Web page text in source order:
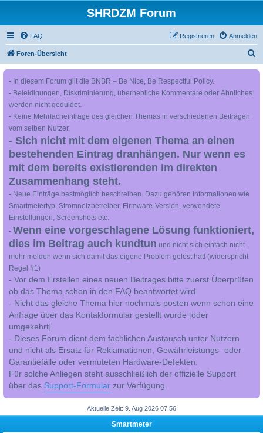
SHRDZM Forum
FAQ Anmelden
Registrieren
Foren-Übersicht
- In diesem Forum gilt die BNBR – Be Nice, Be Respectful Policy.
- Beleidigungen, Diskriminierung, überhebliche Kommentare oder Ähnliches
werden nicht geduldet.
- Keine Mehrfacheinträge des gleichen Themas in verschiedenen Beiträgen
vom selben Nutzer.
- Sich nicht mit dem eigenen Thema an einen
bestehenden Eintrag dranhängen. Nur wenn es
mit dem bereits existierenden im direkten
Zusammenhang steht.
- Neue Einträge bestmöglich beschreiben. Dazu gehören Informationen wie
Smartmetertyp, Stromnetzbetreiber, Firmware-Version, verwendete
Einstellungen, Screenshots etc.
- Wenn eine vorgeschlagene Lösung funktioniert,
dies im Beitrag auch kundtun und nicht sich einfach nicht
mehr melden wenn sich damit das eigene Problem gelöst hat! (widerspricht
Regel #1)
- Vor dem Erstellen eines neuen Beitrages bitte zuerst Überprüfen
ob das Thema schon in den FAQ beantwortet wird.
- Nicht das gleiche Thema hier nochmals posten wenn schon eine
Anfrage über das Kontakformular gestellt wurde [oder
umgekehrt].
- Dieses Forum dient dem fachlichen Austausch unter Nutzern
und nicht als Ersatz für Reklamationen, Gewährleistungs- oder
Garantiefälle oder vermuteten Hardware-Defekten.
Für solche Anliegen steht ausschließlich der offizielle Support
über das Support-Formular zur Verfügung.
Aktuelle Zeit: 9. Aug 2026 07:56
Smartmeter